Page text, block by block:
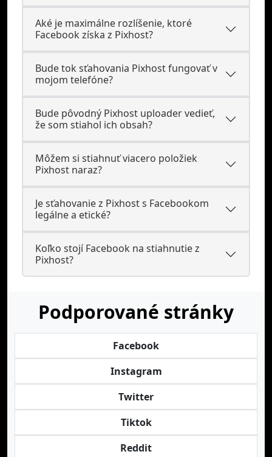
Aké je maximálne rozlíšenie, ktoré
Facebook získa z Pixhost?
Bude tok sťahovania Pixhost fungovať v
mojom telefóne?
Bude pôvodný Pixhost uploader vedieť,
že som stiahol ich obsah?
Môžem si stiahnuť viacero položiek
Pixhost naraz?
Je sťahovanie z Pixhost s Facebookom
legálne a etické?
Koľko stojí Facebook na stiahnutie z
Pixhost?
Podporované stránky
Facebook
Instagram
Twitter
Tiktok
Reddit